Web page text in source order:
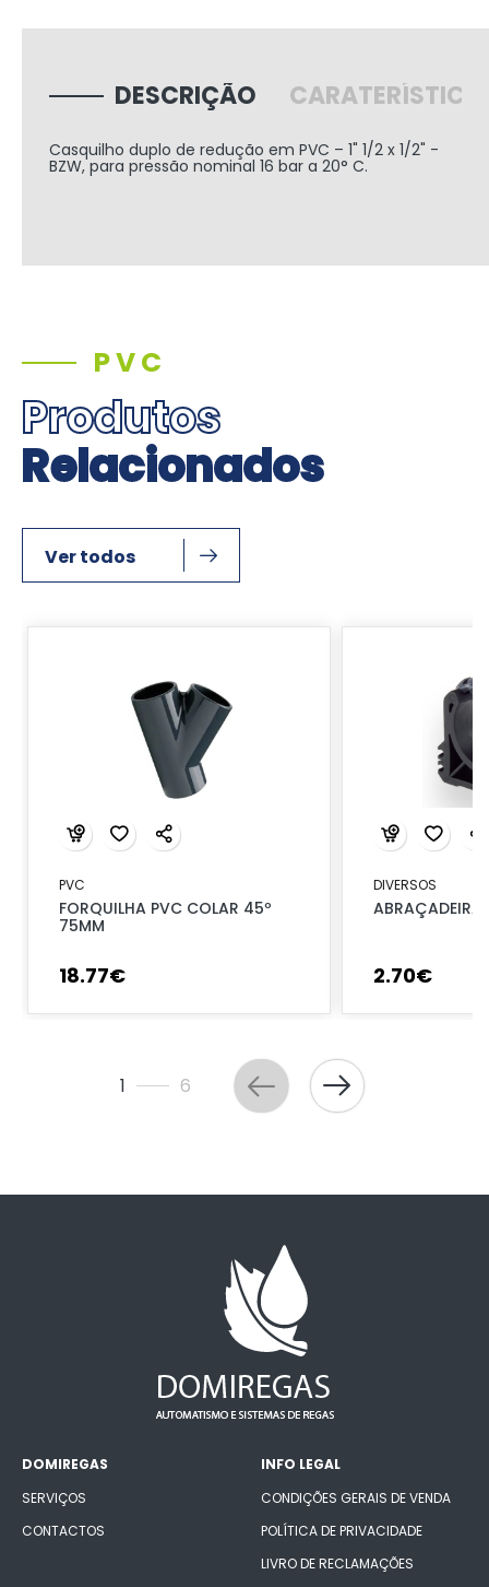
DESCRIÇÃO
Casquilho duplo de redução em PVC – 1" 1/2 x 1/2" -
BZW, para pressão nominal 16 bar a 20° C.
PVC
Produtos
Relacionados
Ver todos
PVC
FORQUILHA PVC COLAR 45º
75MM
18.77€
DIVERSOS
ABRAÇADEIRA
2.70€
1 6
DOMIREGAS
SERVIÇOS
CONTACTOS
INFO LEGAL
CONDIÇÕES GERAIS DE VENDA
POLÍTICA DE PRIVACIDADE
LIVRO DE RECLAMAÇÕES